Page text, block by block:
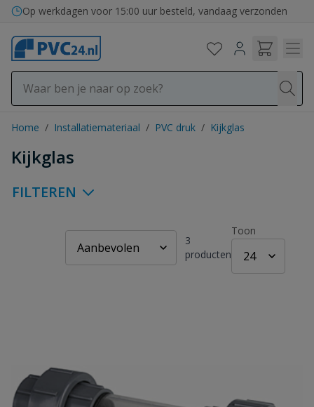
Ga naar de inhoud
Op werkdagen voor 15:00 uur besteld, vandaag verzonden
Home / Installatiemateriaal / PVC druk / Kijkglas
Kijkglas
FILTEREN
3
producten
Toon